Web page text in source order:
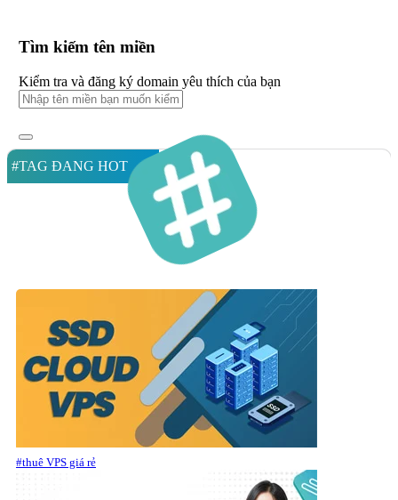
Tìm kiếm tên miền
Kiểm tra và đăng ký domain yêu thích của bạn
#TAG ĐANG HOT
#thuê VPS giá rẻ